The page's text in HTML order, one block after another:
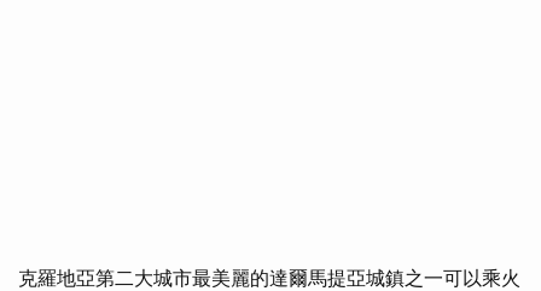
克羅地亞第二大城市最美麗的達爾馬提亞城鎮之一可以乘火